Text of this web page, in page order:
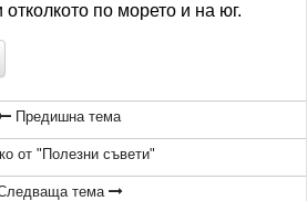
по морето и на юг.
Предишна тема
от "Полезни съвети"
тема